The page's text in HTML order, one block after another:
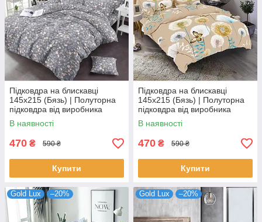
Підковдра на блискавці
145х215 (Бязь) | Полуторна
підковдра від виробника
"Королева Ночі" | Квіти на
темному
В наявності
470 ₴ 590 ₴
Купити
Підковдра на блискавці
145х215 (Бязь) | Полуторна
підковдра від виробника
"Королева Ночі" | Метелики
та кульбаби на бежевому
В наявності
470 ₴ 590 ₴
Купити
Gold Lux –20% Gold Lux –20%